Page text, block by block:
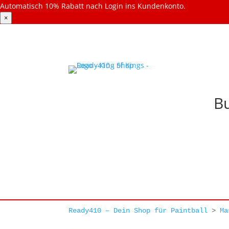
Automatisch 10% Rabatt nach Login ins Kundenkonto.
×
Ready410 – Dein Shop für Paintball >